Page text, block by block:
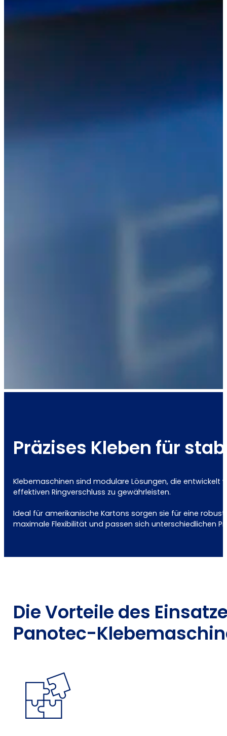
Präzises Kleben für
Klebemaschinen sind modulare Lösungen, die
effektiven Ringverschluss zu gewährleisten.
Ideal für amerikanische Kartons sorgen sie für eine
maximale Flexibilität und passen sich unterschiedlichen
Die Vorteile des
Panotec-